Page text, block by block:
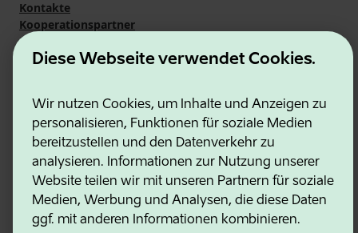
Diese Webseite verwendet Cookies.
Wir nutzen Cookies, um Inhalte und Anzeigen zu
personalisieren, Funktionen für soziale Medien
bereitzustellen und den Datenverkehr zu
analysieren. Informationen zur Nutzung unserer
Website teilen wir mit unseren Partnern für soziale
Medien, Werbung und Analysen, die diese Daten
ggf. mit anderen Informationen kombinieren.
Kontakte
Kooperationspartner
Nutzungsbedingungen
Cookie- und Datenschutzrichtlinie